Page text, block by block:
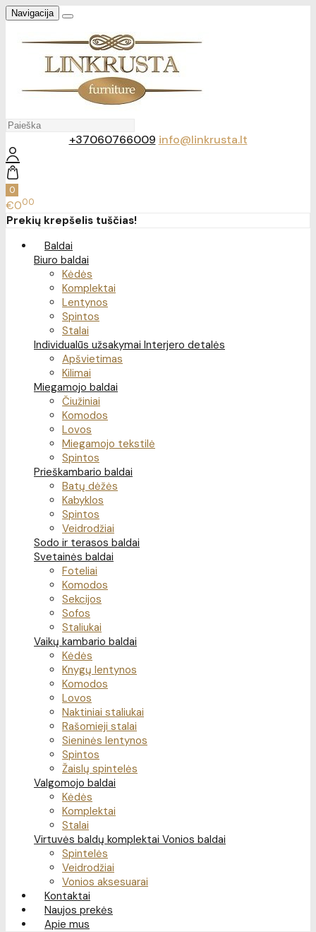
Navigacija
+37060766009 info@linkrusta.lt
0
€000
Prekių krepšelis tuščias!
Baldai
Biuro baldai
Kėdės
Komplektai
Lentynos
Spintos
Stalai
Individualūs užsakymai Interjero detalės
Apšvietimas
Kilimai
Miegamojo baldai
Čiužiniai
Komodos
Lovos
Miegamojo tekstilė
Spintos
Prieškambario baldai
Batų dėžės
Kabyklos
Spintos
Veidrodžiai
Sodo ir terasos baldai
Svetainės baldai
Foteliai
Komodos
Sekcijos
Sofos
Staliukai
Vaikų kambario baldai
Kėdės
Knygų lentynos
Komodos
Lovos
Naktiniai staliukai
Rašomieji stalai
Sieninės lentynos
Spintos
Žaislų spintelės
Valgomojo baldai
Kėdės
Komplektai
Stalai
Virtuvės baldų komplektai Vonios baldai
Spintelės
Veidrodžiai
Vonios aksesuarai
Kontaktai
Naujos prekės
Apie mus